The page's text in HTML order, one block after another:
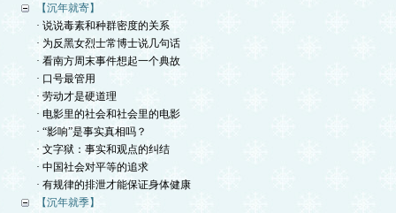
【沉年就寄】
· 说说毒素和种群密度的关系
· 为反黑女烈士常博士说几句话
· 看南方周末事件想起一个典故
· 口号最管用
· 劳动才是硬道理
· 电影里的社会和社会里的电影
· “影响”是事实真相吗？
· 文字狱：事实和观点的纠结
· 中国社会对平等的追求
· 有规律的排泄才能保证身体健康
【沉年就季】